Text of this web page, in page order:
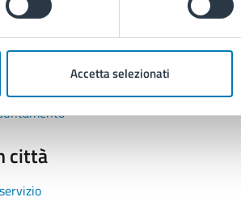
Accetta selezionati
frequenti
città